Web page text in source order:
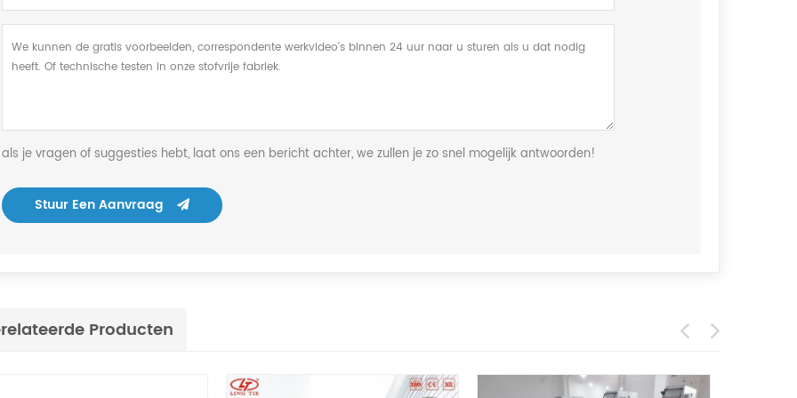
als je vragen of suggesties hebt, laat ons een bericht achter, we zullen je zo snel mogelijk antwoorden!
Stuur Een Aanvraag
Producten